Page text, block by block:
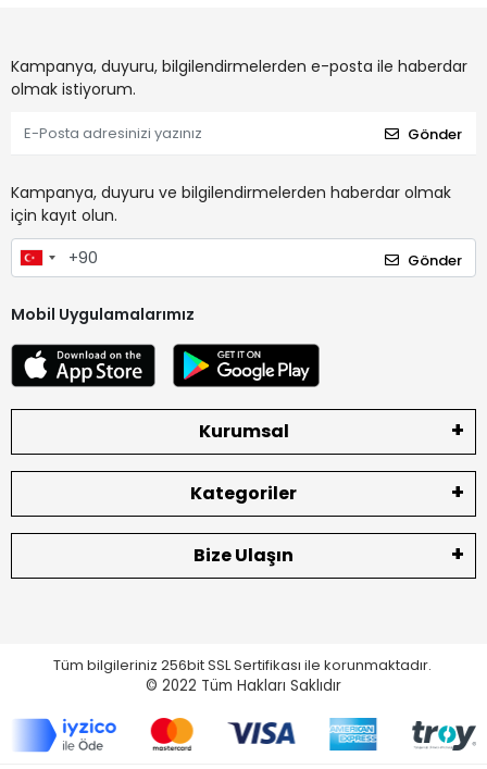
Kampanya, duyuru, bilgilendirmelerden e-posta ile haberdar
olmak istiyorum.
Gönder
Kampanya, duyuru ve bilgilendirmelerden haberdar olmak
için kayıt olun.
Gönder
Mobil Uygulamalarımız
Kurumsal
Kategoriler
Bize Ulaşın
Tüm bilgileriniz 256bit SSL Sertifikası ile korunmaktadır.
© 2022 Tüm Hakları Saklıdır